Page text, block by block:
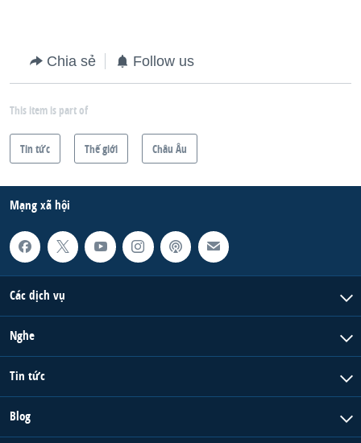
Chia sẻ Follow us
This item is part of
Tin tức Thế giới Châu Âu
Mạng xã hội
Các dịch vụ
Nghe
Tin tức
Blog